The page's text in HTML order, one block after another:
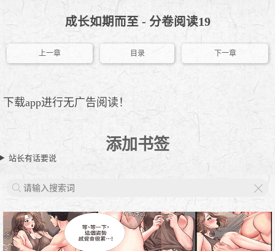
成长如期而至 - 分卷阅读19
上一章 目录 下一章
下载app进行无广告阅读！
添加书签
站长有话要说